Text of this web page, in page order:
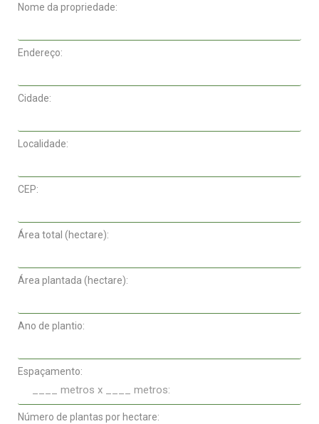
Nome da propriedade:
Endereço:
Cidade:
Localidade:
CEP:
Área total (hectare):
Área plantada (hectare):
Ano de plantio:
Espaçamento:
Número de plantas por hectare: